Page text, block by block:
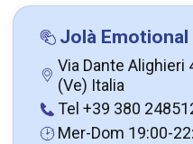
Jolà Emotional
Via Dante
(Ve) Italia
Tel +39 380
Mer-Dom 19:00-